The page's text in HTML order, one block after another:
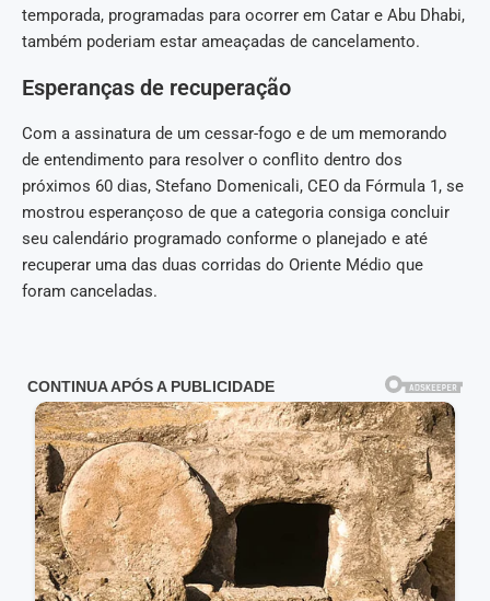
temporada, programadas para ocorrer em Catar e Abu Dhabi,
também poderiam estar ameaçadas de cancelamento.
Esperanças de recuperação
Com a assinatura de um cessar-fogo e de um memorando
de entendimento para resolver o conflito dentro dos
próximos 60 dias, Stefano Domenicali, CEO da Fórmula 1, se
mostrou esperançoso de que a categoria consiga concluir
seu calendário programado conforme o planejado e até
recuperar uma das duas corridas do Oriente Médio que
foram canceladas.